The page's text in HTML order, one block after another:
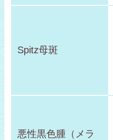
Spitz母斑
悪性黒色腫（メラ